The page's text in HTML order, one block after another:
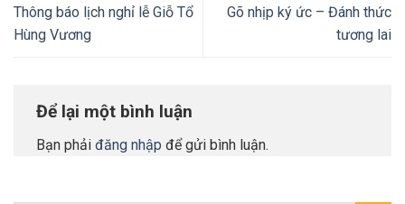
Thông báo lịch nghỉ lễ Giỗ Tổ
Hùng Vương
Gõ nhịp ký ức – Đánh thức
tương lai
Để lại một bình luận
Bạn phải đăng nhập để gửi bình luận.